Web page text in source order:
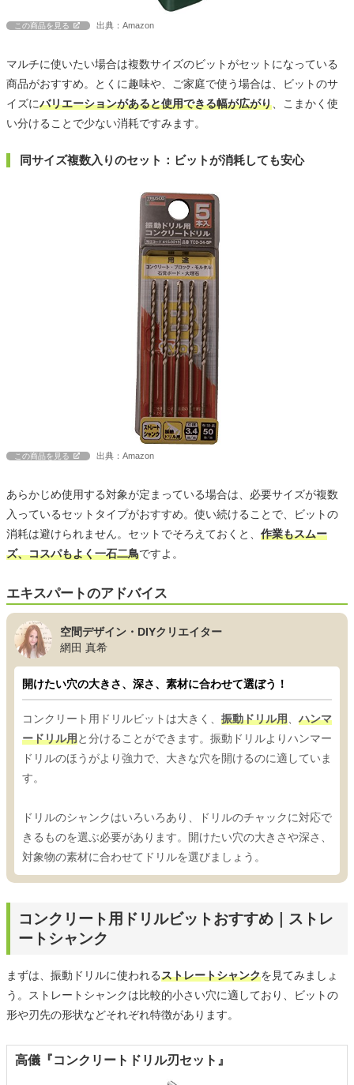
この商品を見る 出典：Amazon
マルチに使いたい場合は複数サイズのビットがセットになっている
商品がおすすめ。とくに趣味や、ご家庭で使う場合は、ビットのサ
イズにバリエーションがあると使用できる幅が広がり、こまかく使
い分けることで少ない消耗ですみます。
同サイズ複数入りのセット：ビットが消耗しても安心
この商品を見る 出典：Amazon
あらかじめ使用する対象が定まっている場合は、必要サイズが複数
入っているセットタイプがおすすめ。使い続けることで、ビットの
消耗は避けられません。セットでそろえておくと、 作業もスムー
ズ、コスパもよく一石二鳥ですよ。
エキスパートのアドバイス
空間デザイン・DIYクリエイター
網田 真希
開けたい穴の大きさ、深さ、素材に合わせて選ぼう！
コンクリート用ドリルビットは大きく、 振動ドリル用、 ハンマ
ードリル用と分けることができます。振動ドリルよりハンマー
ドリルのほうがより強力で、大きな穴を開けるのに適していま
す。
ドリルのシャンクはいろいろあり、ドリルのチャックに対応で
きるものを選ぶ必要があります。開けたい穴の大きさや深さ、
対象物の素材に合わせてドリルを選びましょう。
コンクリート用ドリルビットおすすめ｜ストレ
ートシャンク
まずは、振動ドリルに使われるストレートシャンクを見てみましょ
う。ストレートシャンクは比較的小さい穴に適しており、ビットの
形や刃先の形状などそれぞれ特徴があります。
高儀『コンクリートドリル刃セット』